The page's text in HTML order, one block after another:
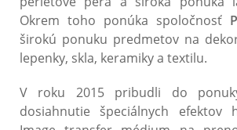
Okrem toho ponúka spoločnosť
širokú ponuku predmetov na
lepenky, skla, keramiky a textilu.
V roku 2015 pribudli do
dosiahnutie špeciálnych efektov